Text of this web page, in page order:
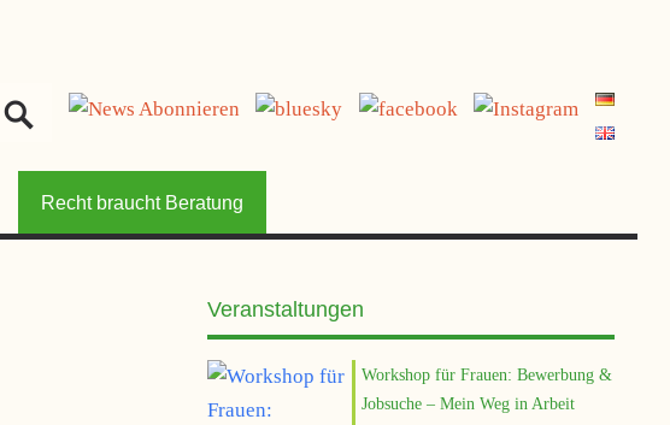
Recht braucht Beratung
Veranstaltungen
Workshop für Frauen: Bewerbung &
Jobsuche – Mein Weg in Arbeit